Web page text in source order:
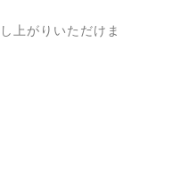
上がりいただけま